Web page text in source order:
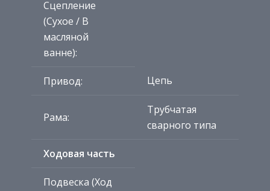
Сцепление
(Сухое / В
масляной
ванне):
Привод: Цепь
Рама:
Трубчатая
сварного типа
Ходовая часть
Подвеска (Ход